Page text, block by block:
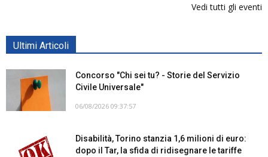
Vedi tutti gli eventi
Ultimi Articoli
Concorso "Chi sei tu? - Storie del Servizio
Civile Universale"
06/08/2026 09:37:57
Disabilità, Torino stanzia 1,6 milioni di euro:
dopo il Tar, la sfida di ridisegnare le tariffe